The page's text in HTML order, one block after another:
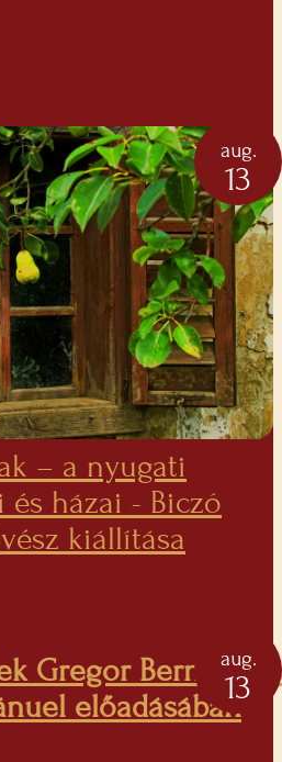
aug.
13
– a nyugati
házai - Biczó
kiállítása
Gregor Bernadett
előadásában
aug.
13